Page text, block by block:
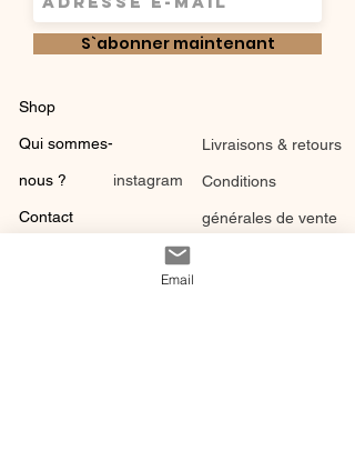
S`abonner maintenant
Shop
Qui sommes-
nous ?
Contact
instagram
Livraisons & retours
Conditions
générales de vente
Email